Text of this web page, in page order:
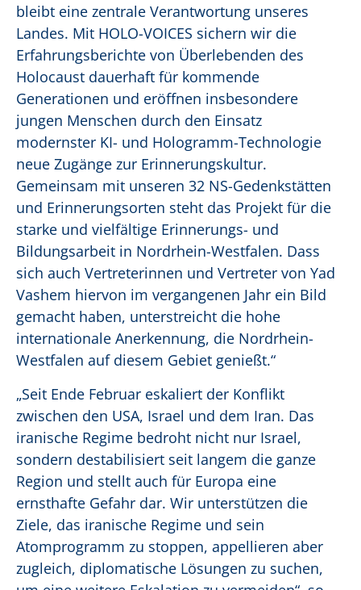
bleibt eine zentrale Verantwortung unseres
Landes. Mit HOLO-VOICES sichern wir die
Erfahrungsberichte von Überlebenden des
Holocaust dauerhaft für kommende
Generationen und eröffnen insbesondere
jungen Menschen durch den Einsatz
modernster KI- und Hologramm-Technologie
neue Zugänge zur Erinnerungskultur.
Gemeinsam mit unseren 32 NS-Gedenkstätten
und Erinnerungsorten steht das Projekt für die
starke und vielfältige Erinnerungs- und
Bildungsarbeit in Nordrhein-Westfalen. Dass
sich auch Vertreterinnen und Vertreter von Yad
Vashem hiervon im vergangenen Jahr ein Bild
gemacht haben, unterstreicht die hohe
internationale Anerkennung, die Nordrhein-
Westfalen auf diesem Gebiet genießt.“
„Seit Ende Februar eskaliert der Konflikt
zwischen den USA, Israel und dem Iran. Das
iranische Regime bedroht nicht nur Israel,
sondern destabilisiert seit langem die ganze
Region und stellt auch für Europa eine
ernsthafte Gefahr dar. Wir unterstützen die
Ziele, das iranische Regime und sein
Atomprogramm zu stoppen, appellieren aber
zugleich, diplomatische Lösungen zu suchen,